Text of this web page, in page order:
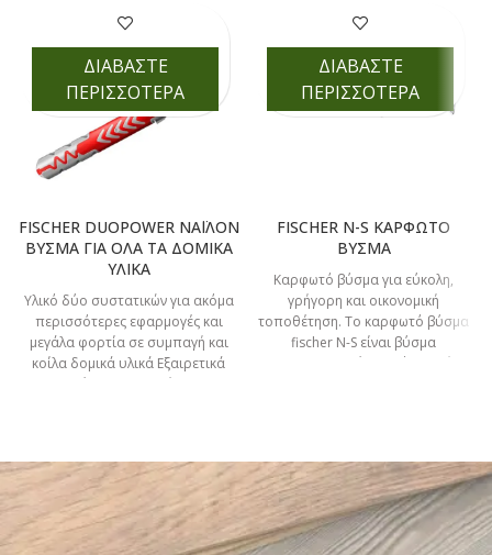
FISCHER DUOPOWER ΝΑΪΛΟΝ
ΒΥΣΜΑ ΓΙΑ ΟΛΑ ΤΑ ΔΟΜΙΚΑ
ΥΛΙΚΑ
Υλικό δύο συστατικών για ακόμα
περισσότερες εφαρμογές και
μεγάλα φορτία σε συμπαγή και
κοίλα δομικά υλικά Εξαιρετικά
ευέλικτο στη χρήση:
ΔΙΑΒΑΣΤΕ
ΠΕΡΙΣΣΟΤΕΡΑ
FISCHER N-S ΚΑΡΦΩΤΟ
ΒΥΣΜΑ
Καρφωτό βύσμα για εύκολη,
γρήγορη και οικονομική
τοποθέτηση. Το καρφωτό βύσμα
fischer N-S είναι βύσμα
κατασκευασμένο από υψηλής
ΔΙΑΒΑΣΤΕ
ΠΕΡΙΣΣΟΤΕΡΑ